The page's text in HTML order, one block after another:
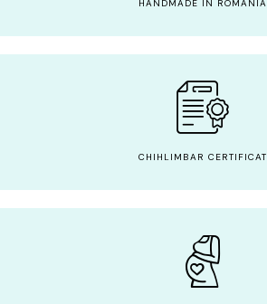
HANDMADE IN ROMANIA
CHIHLIMBAR CERTIFICAT